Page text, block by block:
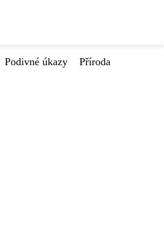
Podivné úkazy
Příroda